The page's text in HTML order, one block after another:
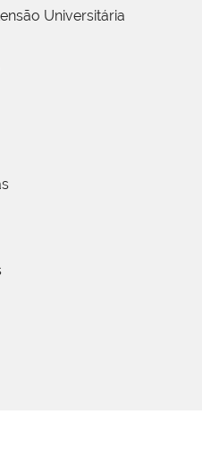
Universitária